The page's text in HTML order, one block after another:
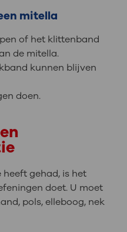
mitella
of het klittenband
de mitella.
kunnen blijven
doen.
gehad, is het
doet. U moet
pols, elleboog, nek